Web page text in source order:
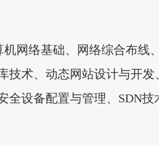
机网络基础、网络综合布线
技术、动态网站设计与开
全设备配置与管理、SDN技